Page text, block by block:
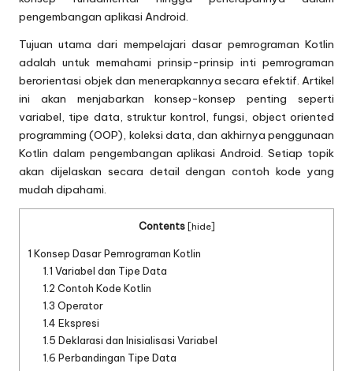
pengembangan aplikasi Android.
Tujuan utama dari mempelajari dasar pemrograman Kotlin
adalah untuk memahami prinsip-prinsip inti pemrograman
berorientasi objek dan menerapkannya secara efektif. Artikel
ini akan menjabarkan konsep-konsep penting seperti
variabel, tipe data, struktur kontrol, fungsi, object oriented
programming (OOP), koleksi data, dan akhirnya penggunaan
Kotlin dalam pengembangan aplikasi Android. Setiap topik
akan dijelaskan secara detail dengan contoh kode yang
mudah dipahami.
Contents [hide]
1 Konsep Dasar Pemrograman Kotlin
1.1 Variabel dan Tipe Data
1.2 Contoh Kode Kotlin
1.3 Operator
1.4 Ekspresi
1.5 Deklarasi dan Inisialisasi Variabel
1.6 Perbandingan Tipe Data